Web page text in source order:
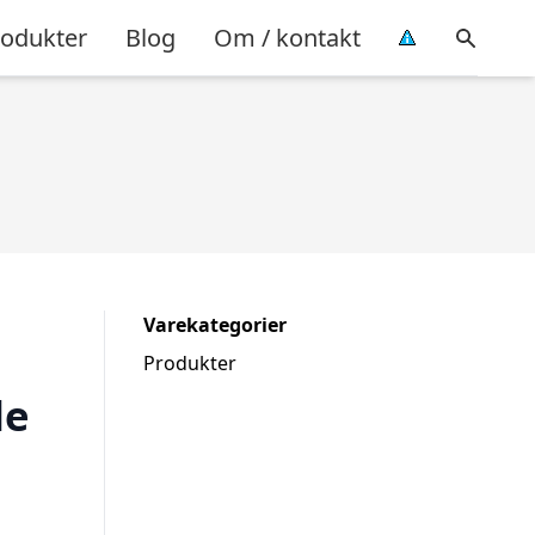
Blog Om / kontakt
Varekategorier
Produkter